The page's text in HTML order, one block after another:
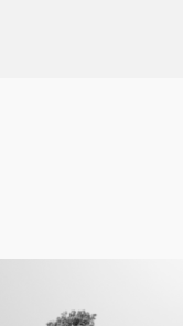
Επενδύσεις» (Responsible